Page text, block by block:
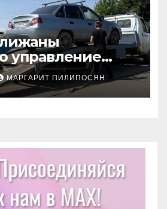
управление
МАРГАРИТ ПИЛИПОСЯН